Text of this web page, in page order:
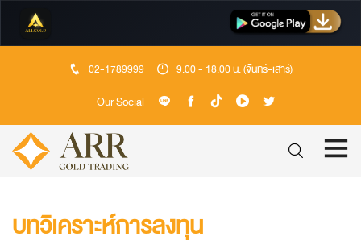
02-1789999 9.00 - 18.00 น. (จันทร์-เสาร์)
Our Social
บทวิเคราะห์การลงทุน